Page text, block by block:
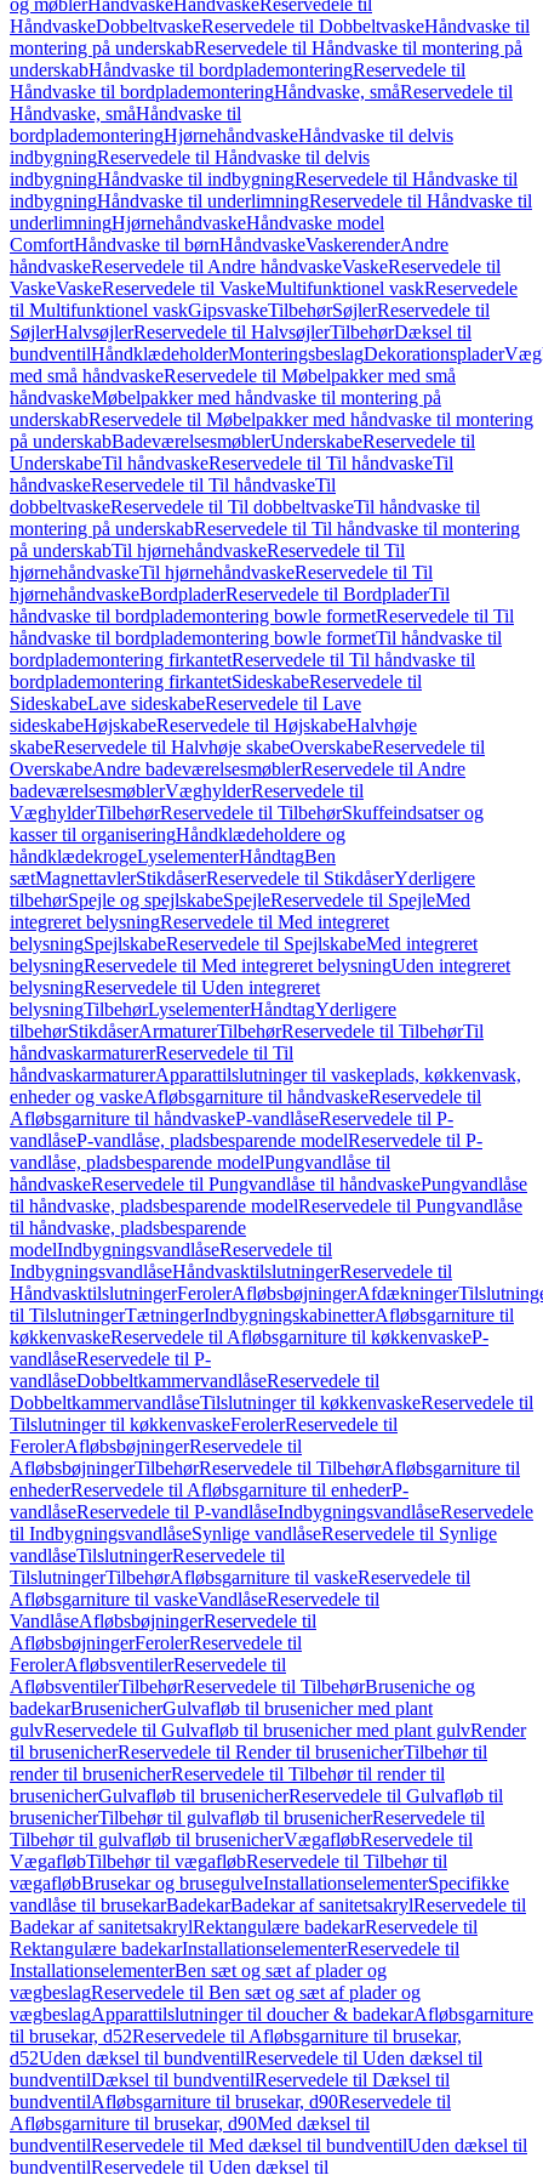
og møblerHåndvaskeHåndvaskeReservedele til
HåndvaskeDobbeltvaskeReservedele til DobbeltvaskeHåndvaske til
montering på underskabReservedele til Håndvaske til montering på
underskabHåndvaske til bordplademonteringReservedele til
Håndvaske til bordplademonteringHåndvaske, småReservedele til
Håndvaske, småHåndvaske til
bordplademonteringHjørnehåndvaskeHåndvaske til delvis
indbygningReservedele til Håndvaske til delvis
indbygningHåndvaske til indbygningReservedele til Håndvaske til
indbygningHåndvaske til underlimningReservedele til Håndvaske til
underlimningHjørnehåndvaskeHåndvaske model
ComfortHåndvaske til børnHåndvaskeVaskerenderAndre
håndvaskeReservedele til Andre håndvaskeVaskeReservedele til
VaskeVaskeReservedele til VaskeMultifunktionel vaskReservedele
til Multifunktionel vaskGipsvaskeTilbehørSøjlerReservedele til
SøjlerHalvsøjlerReservedele til HalvsøjlerTilbehørDæksel til
bundventilHåndklædeholderMonteringsbeslagDekorationsplader
med små håndvaskeReservedele til Møbelpakker med små
håndvaskeMøbelpakker med håndvaske til montering på
underskabReservedele til Møbelpakker med håndvaske til montering
på underskabBadeværelsesmøblerUnderskabeReservedele til
UnderskabeTil håndvaskeReservedele til Til håndvaskeTil
håndvaskeReservedele til Til håndvaskeTil
dobbeltvaskeReservedele til Til dobbeltvaskeTil håndvaske til
montering på underskabReservedele til Til håndvaske til montering
på underskabTil hjørnehåndvaskeReservedele til Til
hjørnehåndvaskeTil hjørnehåndvaskeReservedele til Til
hjørnehåndvaskeBordpladerReservedele til BordpladerTil
håndvaske til bordplademontering bowle formetReservedele til Til
håndvaske til bordplademontering bowle formetTil håndvaske til
bordplademontering firkantetReservedele til Til håndvaske til
bordplademontering firkantetSideskabeReservedele til
SideskabeLave sideskabeReservedele til Lave
sideskabeHøjskabeReservedele til HøjskabeHalvhøje
skabeReservedele til Halvhøje skabeOverskabeReservedele til
OverskabeAndre badeværelsesmøblerReservedele til Andre
badeværelsesmøblerVæghylderReservedele til
VæghylderTilbehørReservedele til TilbehørSkuffeindsatser og
kasser til organiseringHåndklædeholdere og
håndklædekrogeLyselementerHåndtagBen
sætMagnettavlerStikdåserReservedele til StikdåserYderligere
tilbehørSpejle og spejlskabeSpejleReservedele til SpejleMed
integreret belysningReservedele til Med integreret
belysningSpejlskabeReservedele til SpejlskabeMed integreret
belysningReservedele til Med integreret belysningUden integreret
belysningReservedele til Uden integreret
belysningTilbehørLyselementerHåndtagYderligere
tilbehørStikdåserArmaturerTilbehørReservedele til TilbehørTil
håndvaskarmaturerReservedele til Til
håndvaskarmaturerApparattilslutninger til vaskeplads, køkkenvask,
enheder og vaskeAfløbsgarniture til håndvaskeReservedele til
Afløbsgarniture til håndvaskeP-vandlåseReservedele til P-
vandlåseP-vandlåse, pladsbesparende modelReservedele til P-
vandlåse, pladsbesparende modelPungvandlåse til
håndvaskeReservedele til Pungvandlåse til håndvaskePungvandlåse
til håndvaske, pladsbesparende modelReservedele til Pungvandlåse
til håndvaske, pladsbesparende
modelIndbygningsvandlåseReservedele til
IndbygningsvandlåseHåndvasktilslutningerReservedele til
HåndvasktilslutningerFerolerAfløbsbøjningerAfdækninger
til TilslutningerTætningerIndbygningskabinetterAfløbsgarniture til
køkkenvaskeReservedele til Afløbsgarniture til køkkenvaskeP-
vandlåseReservedele til P-
vandlåseDobbeltkammervandlåseReservedele til
DobbeltkammervandlåseTilslutninger til køkkenvaskeReservedele til
Tilslutninger til køkkenvaskeFerolerReservedele til
FerolerAfløbsbøjningerReservedele til
AfløbsbøjningerTilbehørReservedele til TilbehørAfløbsgarniture til
enhederReservedele til Afløbsgarniture til enhederP-
vandlåseReservedele til P-vandlåseIndbygningsvandlåseReservedele
til IndbygningsvandlåseSynlige vandlåseReservedele til Synlige
vandlåseTilslutningerReservedele til
TilslutningerTilbehørAfløbsgarniture til vaskeReservedele til
Afløbsgarniture til vaskeVandlåseReservedele til
VandlåseAfløbsbøjningerReservedele til
AfløbsbøjningerFerolerReservedele til
FerolerAfløbsventilerReservedele til
AfløbsventilerTilbehørReservedele til TilbehørBruseniche og
badekarBrusenicherGulvafløb til brusenicher med plant
gulvReservedele til Gulvafløb til brusenicher med plant gulvRender
til brusenicherReservedele til Render til brusenicherTilbehør til
render til brusenicherReservedele til Tilbehør til render til
brusenicherGulvafløb til brusenicherReservedele til Gulvafløb til
brusenicherTilbehør til gulvafløb til brusenicherReservedele til
Tilbehør til gulvafløb til brusenicherVægafløbReservedele til
VægafløbTilbehør til vægafløbReservedele til Tilbehør til
vægafløbBrusekar og brusegulveInstallationselementerSpecifikke
vandlåse til brusekarBadekarBadekar af sanitetsakrylReservedele til
Badekar af sanitetsakrylRektangulære badekarReservedele til
Rektangulære badekarInstallationselementerReservedele til
InstallationselementerBen sæt og sæt af plader og
vægbeslagReservedele til Ben sæt og sæt af plader og
vægbeslagApparattilslutninger til doucher & badekarAfløbsgarniture
til brusekar, d52Reservedele til Afløbsgarniture til brusekar,
d52Uden dæksel til bundventilReservedele til Uden dæksel til
bundventilDæksel til bundventilReservedele til Dæksel til
bundventilAfløbsgarniture til brusekar, d90Reservedele til
Afløbsgarniture til brusekar, d90Med dæksel til
bundventilReservedele til Med dæksel til bundventilUden dæksel til
bundventilReservedele til Uden dæksel til